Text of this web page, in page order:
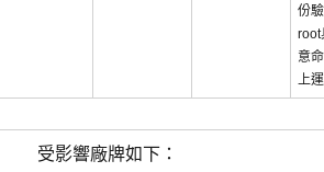
份
root
意
上
受影響廠牌如下：